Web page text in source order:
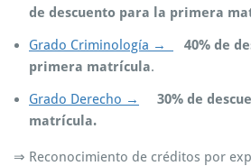
de descuento para la primera
Grado Criminología →
40% de
primera matrícula.
Grado Derecho →
30% de
matrícula.
⇒ Reconocimiento de créditos por